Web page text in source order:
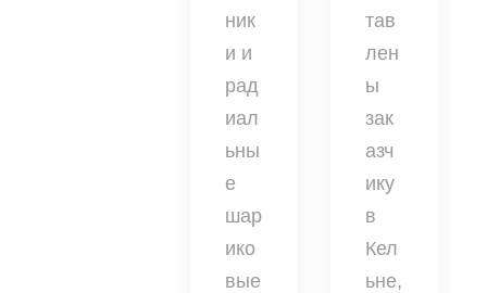
ник
и и
рад
иал
ьны
е
шар
ико
вые
тав
лен
ы
зак
азч
ику
в
Кел
ьне,